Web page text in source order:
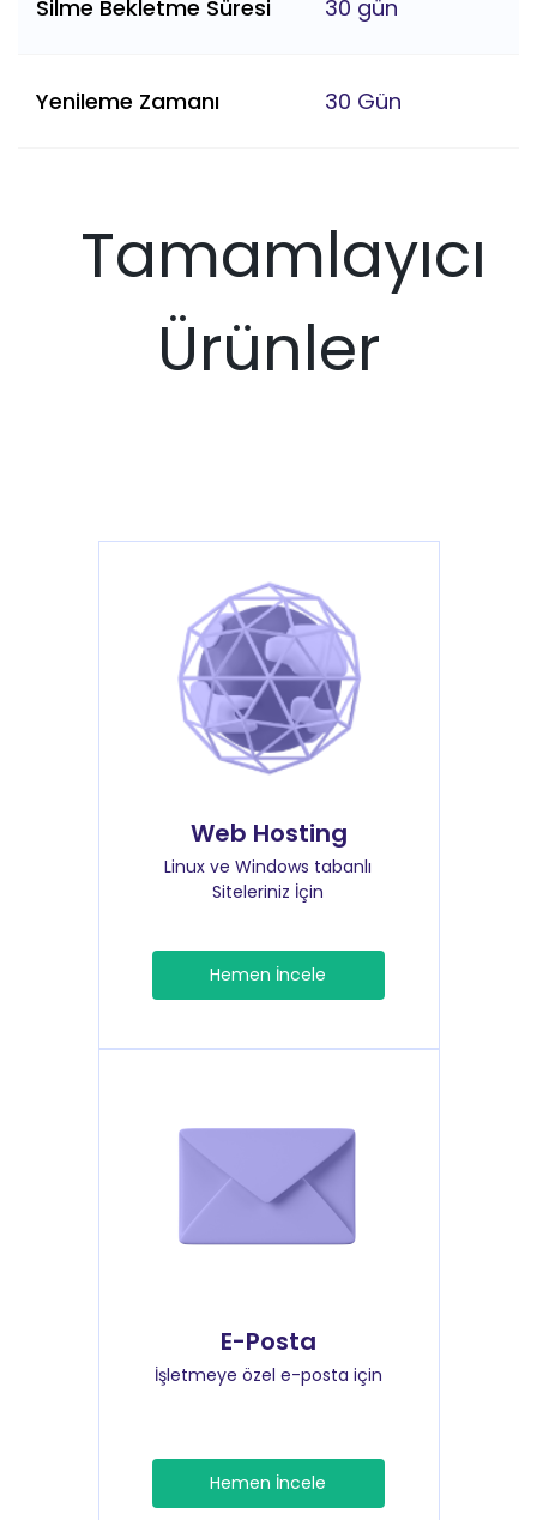
Silme Bekletme Süresi 30 gün
Yenileme Zamanı 30 Gün
Tamamlayıcı
Ürünler
Web Hosting
Linux ve Windows tabanlı
Siteleriniz İçin
Hemen İncele
E-Posta
İşletmeye özel e-posta için
Hemen İncele